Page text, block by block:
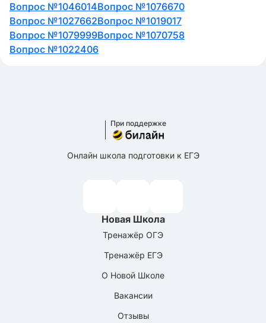
Вопрос №1046014Вопрос №1076670
Вопрос №1027662Вопрос №1019017
Вопрос №1079999Вопрос №1070758
Вопрос №1022406
При поддержке
Онлайн школа подготовки к ЕГЭ
Новая Школа
Тренажёр ОГЭ
Тренажёр ЕГЭ
О Новой Школе
Вакансии
Отзывы